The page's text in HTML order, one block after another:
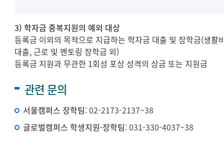
3) 학자금 중복지원의 예외 대상
등록금 이외의 목적으로 지급하는 학자금 대출 및 장학금(생활
대출, 근로 및 멘토링 장학금 외)
등록금 지원과 무관한 1회성 포상 성격의 상금 또는 지원금
관련 문의
서울캠퍼스 장학팀: 02-2173-2137~38
글로벌캠퍼스 학생지원·장학팀: 031-330-4037~38